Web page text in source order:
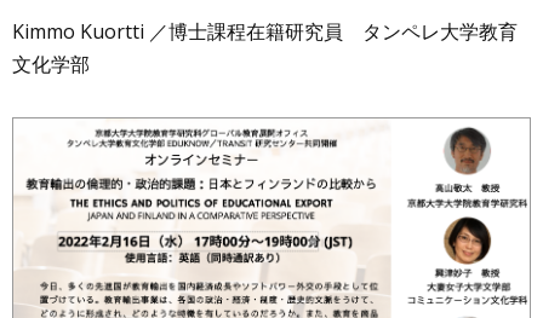
Kimmo Kuortti ／博士課程在籍研究員 タンペレ大学教育
文化学部